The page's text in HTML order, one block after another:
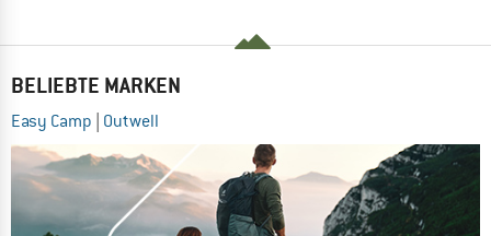
BELIEBTE MARKEN
Easy Camp Outwell